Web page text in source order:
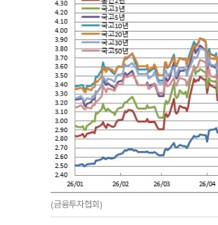
(금융투자협회)